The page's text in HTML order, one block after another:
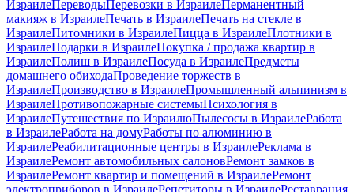
ИзраилеПереводыПеревозки в ИзраилеПерманентный
макияж в ИзраилеПечать в ИзраилеПечать на стекле в
ИзраилеПитомники в ИзраилеПицца в ИзраилеПлотники в
ИзраилеПодарки в ИзраилеПокупка / продажа квартир в
ИзраилеПолиш в ИзраилеПосуда в ИзраилеПредметы
домашнего обиходаПроведение торжеств в
ИзраилеПроизводство в ИзраилеПромышленный альпинизм в
ИзраилеПротивопожарные системыПсихология в
ИзраилеПутешествия по ИзраилюПылесосы в ИзраилеРабота
в ИзраилеРабота на домуРаботы по алюминию в
ИзраилеРеабилитационные центры в ИзраилеРеклама в
ИзраилеРемонт автомобильных салоновРемонт замков в
ИзраилеРемонт квартир и помещений в ИзраилеРемонт
электроприборов в ИзраилеРепетиторы в ИзраилеРеставрация